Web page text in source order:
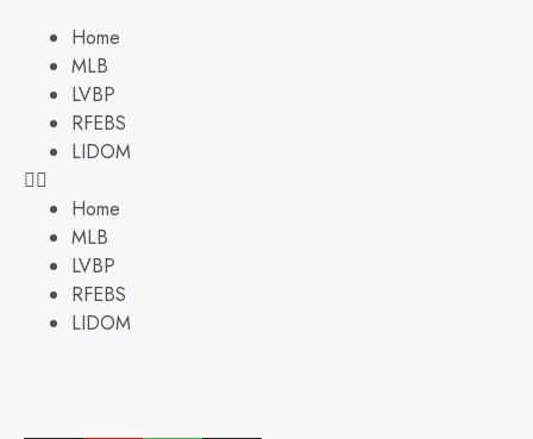
Home
MLB
LVBP
RFEBS
LIDOM
Home
MLB
LVBP
RFEBS
LIDOM